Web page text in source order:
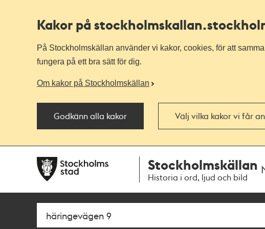
Kakor på stockholmskallan
På Stockholmskällan använder vi kakor, cookies, för att
fungera på ett bra sätt för dig.
Om kakor på Stockholmskällan
Godkänn alla kakor Välj vilka kakor vi får
navigationen
huvudinnehållet
Stockholmskällan
Historia i ord, ljud och bild
Sök